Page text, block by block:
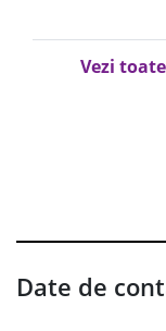
Vezi
Date de